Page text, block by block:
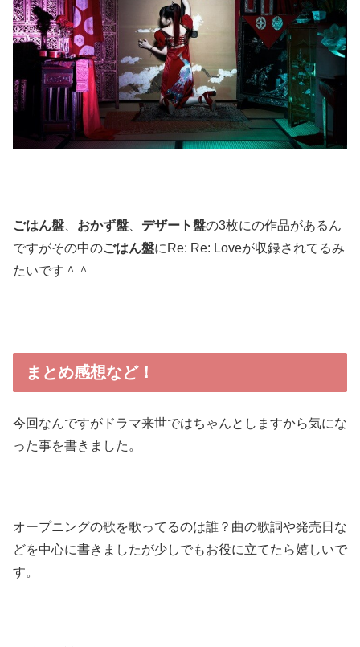
ごはん盤、 おかず盤、 デザート盤の3枚にの作品があるん
ですがその中のごはん盤にRe: Re: Loveが収録されてるみ
たいです＾＾
まとめ感想など！
今回なんですがドラマ来世ではちゃんとしますから気にな
った事を書きました。
オープニングの歌を歌ってるのは誰？曲の歌詞や発売日な
どを中心に書きましたが少しでもお役に立てたら嬉しいで
す。